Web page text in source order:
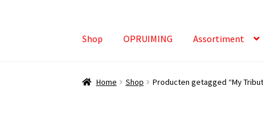
Shop OPRUIMING Assortiment
Home Shop Producten getagged “My